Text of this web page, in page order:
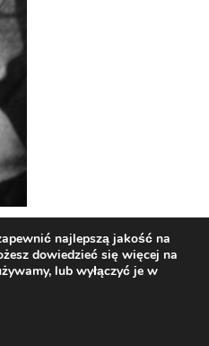
najlepszą jakość na
dowiedzieć się więcej na
lub wyłączyć je w